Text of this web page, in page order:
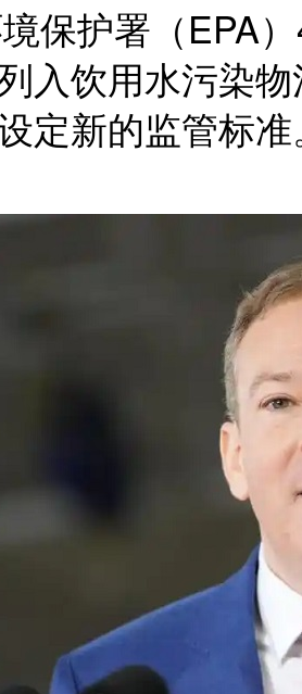
保护署（EPA
入饮用水污染
定新的监管标